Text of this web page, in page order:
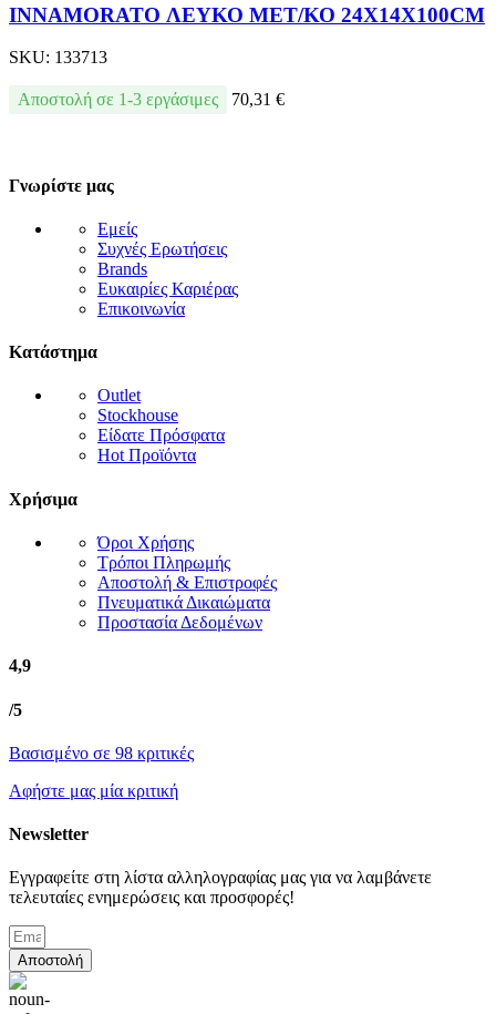
INNAMORATO ΛΕΥΚΟ ΜΕΤ/ΚΟ 24X14X100CM
SKU: 133713
Αποστολή σε 1-3 εργάσιμες 70,31 €
Γνωρίστε μας
Εμείς
Συχνές Ερωτήσεις
Brands
Ευκαιρίες Καριέρας
Επικοινωνία
Κατάστημα
Outlet
Stockhouse
Είδατε Πρόσφατα
Hot Προϊόντα
Χρήσιμα
Όροι Χρήσης
Τρόποι Πληρωμής
Αποστολή & Επιστροφές
Πνευματικά Δικαιώματα
Προστασία Δεδομένων
4,9
/5
Βασισμένο σε 98 κριτικές
Αφήστε μας μία κριτική
Newsletter
Εγγραφείτε στη λίστα αλληλογραφίας μας για να λαμβάνετε
τελευταίες ενημερώσεις και προσφορές!
Αποστολή